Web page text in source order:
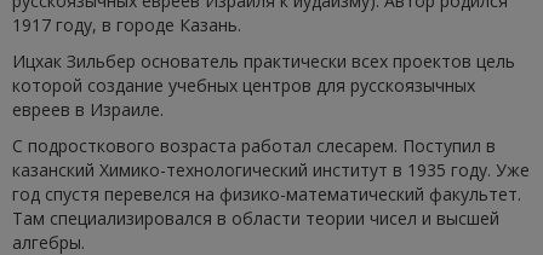
1917 году, в городе Казань.
Ицхак Зильбер основатель практически всех проектов цель
которой создание учебных центров для русскоязычных
евреев в Израиле.
С подросткового возраста работал слесарем. Поступил в
казанский Химико-технологический институт в 1935 году. Уже
год спустя перевелся на физико-математический факультет.
Там специализировался в области теории чисел и высшей
алгебры.